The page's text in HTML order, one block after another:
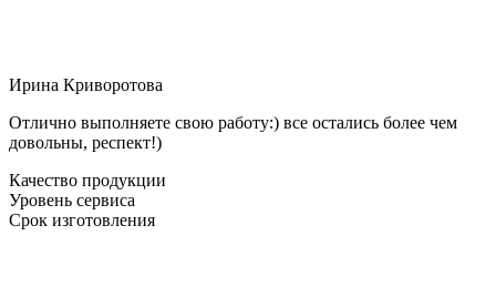
Ирина Криворотова
Отлично выполняете свою работу:) все остались более чем
довольны, респект!)
Качество продукции
Уровень сервиса
Срок изготовления